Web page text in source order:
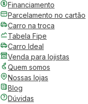
Financiamento
Parcelamento no cartão
Carro na troca
Tabela Fipe
Carro Ideal
Venda para lojistas
Quem somos
Nossas lojas
Blog
Dúvidas